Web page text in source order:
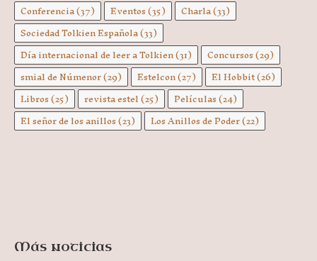
Conferencia(37) Eventos(35) Charla(33)
Sociedad Tolkien Española(33)
Día internacional de leer a Tolkien(31) Concursos(29)
smial de Númenor(29) Estelcon(27) El Hobbit(26)
Libros(25) revista estel(25) Películas(24)
El señor de los anillos(23) Los Anillos de Poder(22)
Más noticias